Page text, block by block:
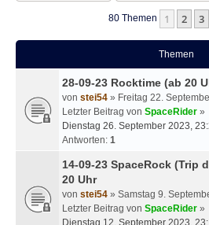
80 Themen 1 2 3
Themen
28-09-23 Rocktime (ab 20
von stei54 » Freitag 22.
Letzter Beitrag von SpaceRider »
Dienstag 26. September 2023,
Antworten: 1
14-09-23 SpaceRock (Trip
20 Uhr
von stei54 » Samstag 9.
Letzter Beitrag von SpaceRider »
Dienstag 12. September 2023,